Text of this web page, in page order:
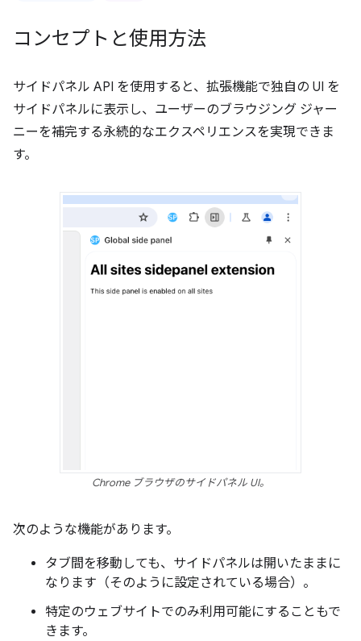
コンセプトと使用方法
サイドパネル API を使用すると、拡張機能で独自の UI を
サイドパネルに表示し、ユーザーのブラウジング ジャー
ニーを補完する永続的なエクスペリエンスを実現できま
す。
Chrome ブラウザのサイドパネル UI。
次のような機能があります。
タブ間を移動しても、サイドパネルは開いたままに
なります（そのように設定されている場合）。
特定のウェブサイトでのみ利用可能にすることもで
きます。